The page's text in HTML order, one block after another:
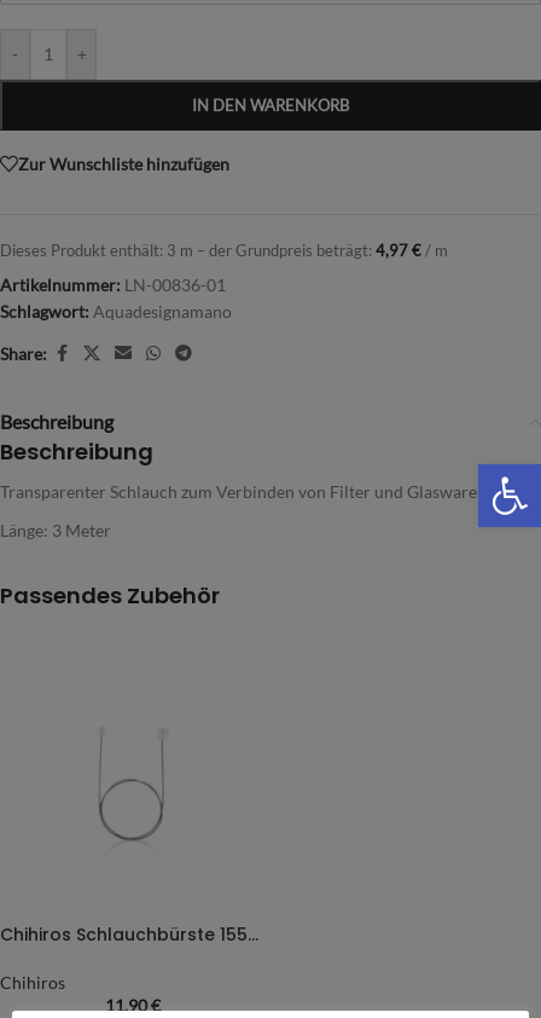
- +
IN DEN WARENKORB
Zur Wunschliste hinzufügen
Dieses Produkt enthält: 3 m – der Grundpreis beträgt: 4,97 € / m
Artikelnummer: LN-00836-01
Schlagwort: Aquadesignamano
Share:
Beschreibung
Beschreibung
Transparenter Schlauch zum Verbinden von Filter und Glaswaren.
Länge: 3 Meter
Passendes Zubehör
Chihiros Schlauchbürste 155cm
Chihiros
11,90€